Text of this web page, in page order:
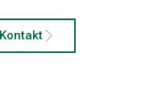
Kontakt